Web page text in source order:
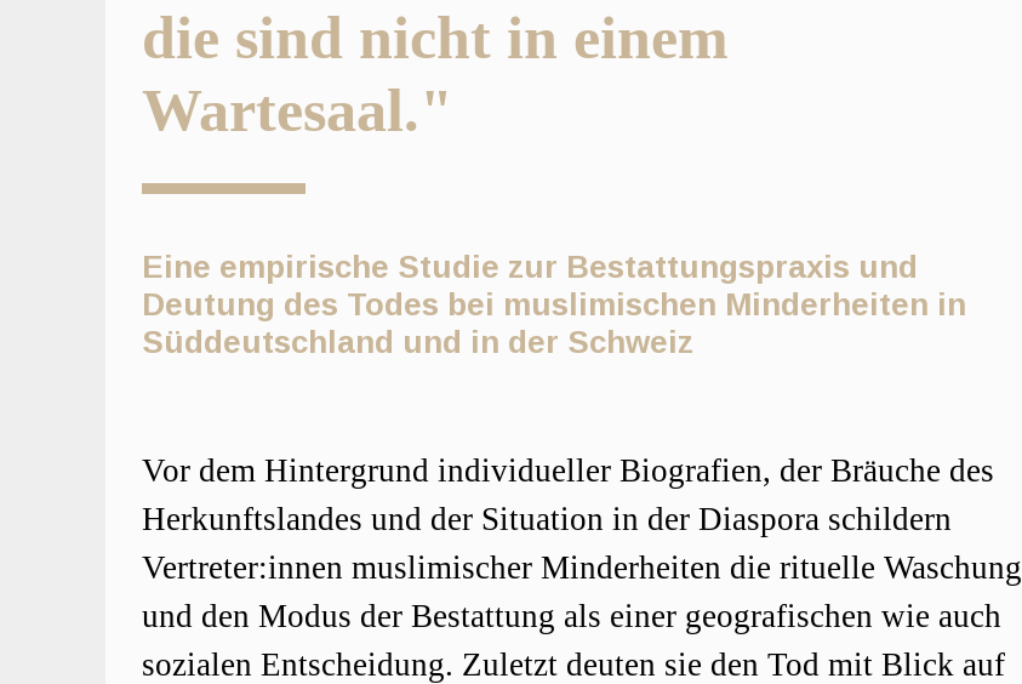
die sind nicht in einem
Wartesaal."
Eine empirische Studie zur Bestattungspraxis und
Deutung des Todes bei muslimischen Minderheiten in
Süddeutschland und in der Schweiz
Artikelinhalt
Vor dem Hintergrund individueller Biografien, der Bräuche des
Herkunftslandes und der Situation in der Diaspora schildern
Vertreter:innen muslimischer Minderheiten die rituelle Waschung
und den Modus der Bestattung als einer geografischen wie auch
sozialen Entscheidung. Zuletzt deuten sie den Tod mit Blick auf